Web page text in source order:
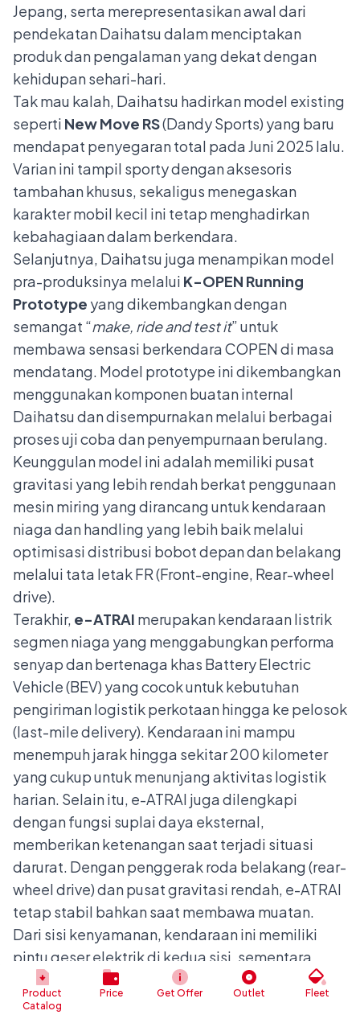
Jepang, serta merepresentasikan awal dari
pendekatan Daihatsu dalam menciptakan
produk dan pengalaman yang dekat dengan
kehidupan sehari-hari.
Tak mau kalah, Daihatsu hadirkan model existing
seperti New Move RS(Dandy Sports) yang baru
mendapat penyegaran total pada Juni 2025 lalu.
Varian ini tampil sporty dengan aksesoris
tambahan khusus, sekaligus menegaskan
karakter mobil kecil ini tetap menghadirkan
kebahagiaan dalam berkendara.
Selanjutnya, Daihatsu juga menampikan model
pra-produksinya melalui K-OPEN Running
Prototype yang dikembangkan dengan
semangat “make, ride and test it” untuk
membawa sensasi berkendara COPEN di masa
mendatang. Model prototype ini dikembangkan
menggunakan komponen buatan internal
Daihatsu dan disempurnakan melalui berbagai
proses uji coba dan penyempurnaan berulang.
Keunggulan model ini adalah memiliki pusat
gravitasi yang lebih rendah berkat penggunaan
mesin miring yang dirancang untuk kendaraan
niaga dan handling yang lebih baik melalui
optimisasi distribusi bobot depan dan belakang
melalui tata letak FR (Front-engine, Rear-wheel
drive).
Terakhir, e-ATRAI merupakan kendaraan listrik
segmen niaga yang menggabungkan performa
senyap dan bertenaga khas Battery Electric
Vehicle (BEV) yang cocok untuk kebutuhan
pengiriman logistik perkotaan hingga ke pelosok
(last-mile delivery). Kendaraan ini mampu
menempuh jarak hingga sekitar 200 kilometer
yang cukup untuk menunjang aktivitas logistik
harian. Selain itu, e-ATRAI juga dilengkapi
dengan fungsi suplai daya eksternal,
memberikan ketenangan saat terjadi situasi
darurat. Dengan penggerak roda belakang (rear-
wheel drive) dan pusat gravitasi rendah, e-ATRAI
tetap stabil bahkan saat membawa muatan.
Dari sisi kenyamanan, kendaraan ini memiliki
pintu geser elektrik di kedua sisi, sementara
desain interior dan eksteriornya menonjolkan
kualitas tinggi dengan sentuhan gaya elegan
Product
Catalog
Price Get Offer Outlet Fleet